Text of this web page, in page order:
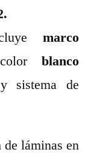
marco
blanco
y sistema de
láminas en